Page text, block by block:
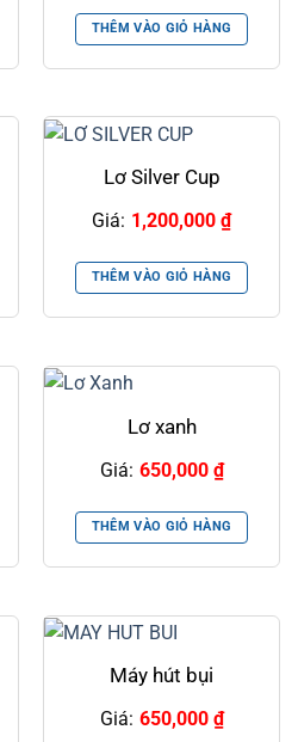
THÊM VÀO GIỎ HÀNG
Lơ Silver Cup
Giá: 1,200,000 ₫
THÊM VÀO GIỎ HÀNG
Lơ xanh
Giá: 650,000 ₫
THÊM VÀO GIỎ HÀNG
Máy hút bụi
Giá: 650,000 ₫